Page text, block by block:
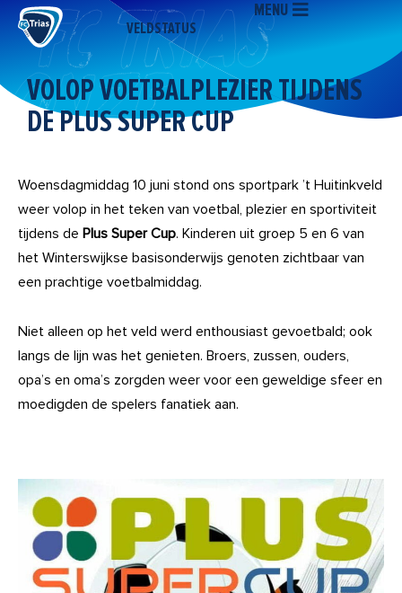
naar
inhoud
VELDSTATUS
MENU
VOLOP VOETBALPLEZIER TIJDENS
DE PLUS SUPER CUP
Woensdagmiddag 10 juni stond ons sportpark ’t Huitinkveld
weer volop in het teken van voetbal, plezier en sportiviteit
tijdens de Plus Super Cup. Kinderen uit groep 5 en 6 van
het Winterswijkse basisonderwijs genoten zichtbaar van
een prachtige voetbalmiddag.
Niet alleen op het veld werd enthousiast gevoetbald; ook
langs de lijn was het genieten. Broers, zussen, ouders,
opa’s en oma’s zorgden weer voor een geweldige sfeer en
moedigden de spelers fanatiek aan.